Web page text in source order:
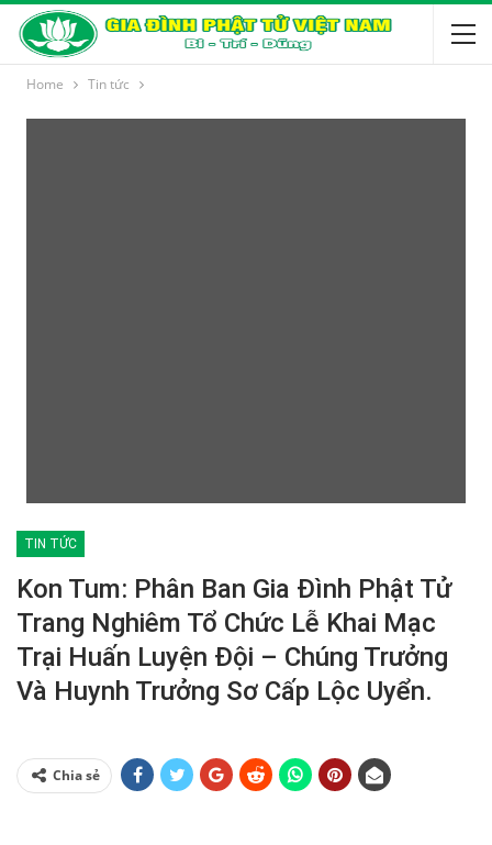
Home Tin tức
TIN TỨC
Kon Tum: Phân Ban Gia Đình Phật Tử
Trang Nghiêm Tổ Chức Lễ Khai Mạc
Trại Huấn Luyện Đội – Chúng Trưởng
Và Huynh Trưởng Sơ Cấp Lộc Uyển.
Chia sẻ